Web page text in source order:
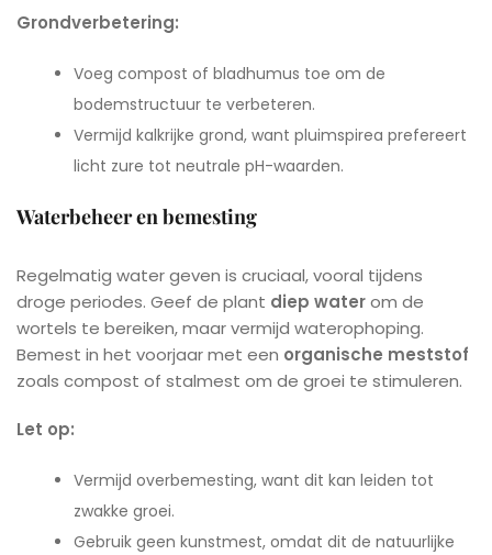
Grondverbetering:
Voeg compost of bladhumus toe om de
bodemstructuur te verbeteren.
Vermijd kalkrijke grond, want pluimspirea prefereert
licht zure tot neutrale pH-waarden.
Waterbeheer en bemesting
Regelmatig water geven is cruciaal, vooral tijdens
droge periodes. Geef de plant diep waterom de
wortels te bereiken, maar vermijd waterophoping.
Bemest in het voorjaar met een organische meststof
zoals compost of stalmest om de groei te stimuleren.
Let op:
Vermijd overbemesting, want dit kan leiden tot
zwakke groei.
Gebruik geen kunstmest, omdat dit de natuurlijke